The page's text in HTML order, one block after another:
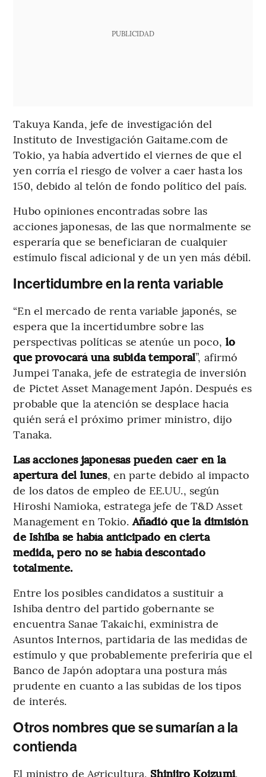
PUBLICIDAD
Takuya Kanda, jefe de investigación del
Instituto de Investigación Gaitame.com de
Tokio, ya había advertido el viernes de que el
yen corría el riesgo de volver a caer hasta los
150, debido al telón de fondo político del país.
Hubo opiniones encontradas sobre las
acciones japonesas, de las que normalmente se
esperaría que se beneficiaran de cualquier
estímulo fiscal adicional y de un yen más débil.
Incertidumbre en la renta variable
“En el mercado de renta variable japonés, se
espera que la incertidumbre sobre las
perspectivas políticas se atenúe un poco, lo
que provocará una subida temporal”, afirmó
Jumpei Tanaka, jefe de estrategia de inversión
de Pictet Asset Management Japón. Después es
probable que la atención se desplace hacia
quién será el próximo primer ministro, dijo
Tanaka.
Las acciones japonesas pueden caer en la
apertura del lunes, en parte debido al impacto
de los datos de empleo de EE.UU., según
Hiroshi Namioka, estratega jefe de T&D Asset
Management en Tokio.Añadió que la dimisión
de Ishiba se había anticipado en cierta
medida, pero no se había descontado
totalmente.
Entre los posibles candidatos a sustituir a
Ishiba dentro del partido gobernante se
encuentra Sanae Takaichi, exministra de
Asuntos Internos, partidaria de las medidas de
estímulo y que probablemente preferiría que el
Banco de Japón adoptara una postura más
prudente en cuanto a las subidas de los tipos
de interés.
Otros nombres que se sumarían a la
contienda
El ministro de Agricultura, Shinjiro Koizumi,